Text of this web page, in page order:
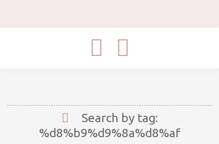
Toggle
Search by tag:
%d8%b9%d9%8a%d8%af